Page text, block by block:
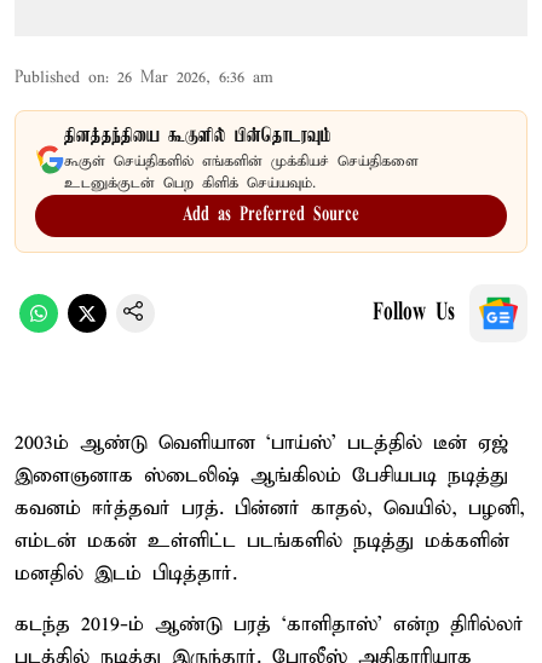
Published on: 26 Mar 2026, 6:36 am
தினத்தந்தியை கூகுளில் பின்தொடரவும்
கூகுள் செய்திகளில் எங்களின் முக்கியச் செய்திகளை
உடனுக்குடன் பெற கிளிக் செய்யவும்.
Add as Preferred Source
Follow Us
2003ம் ஆண்டு வெளியான ‘பாய்ஸ்’ படத்தில் டீன் ஏஜ்
இளைஞனாக ஸ்டைலிஷ் ஆங்கிலம் பேசியபடி நடித்து
கவனம் ஈர்த்தவர் பரத். பின்னர் காதல், வெயில், பழனி,
எம்டன் மகன் உள்ளிட்ட படங்களில் நடித்து மக்களின்
மனதில் இடம் பிடித்தார்.
கடந்த 2019-ம் ஆண்டு பரத் ‘காளிதாஸ்’ என்ற திரில்லர்
படத்தில் நடித்து இருந்தார். போலீஸ் அதிகாரியாக